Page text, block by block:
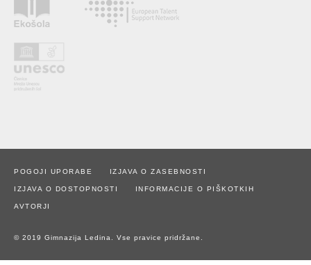
POGOJI UPORABE IZJAVA O ZASEBNOSTI
IZJAVA O DOSTOPNOSTI INFORMACIJE O PIŠKOTKIH
AVTORJI
© 2019 Gimnazija Ledina. Vse pravice pridržane.